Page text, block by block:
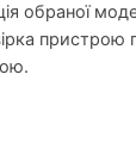
обраної
пристрою